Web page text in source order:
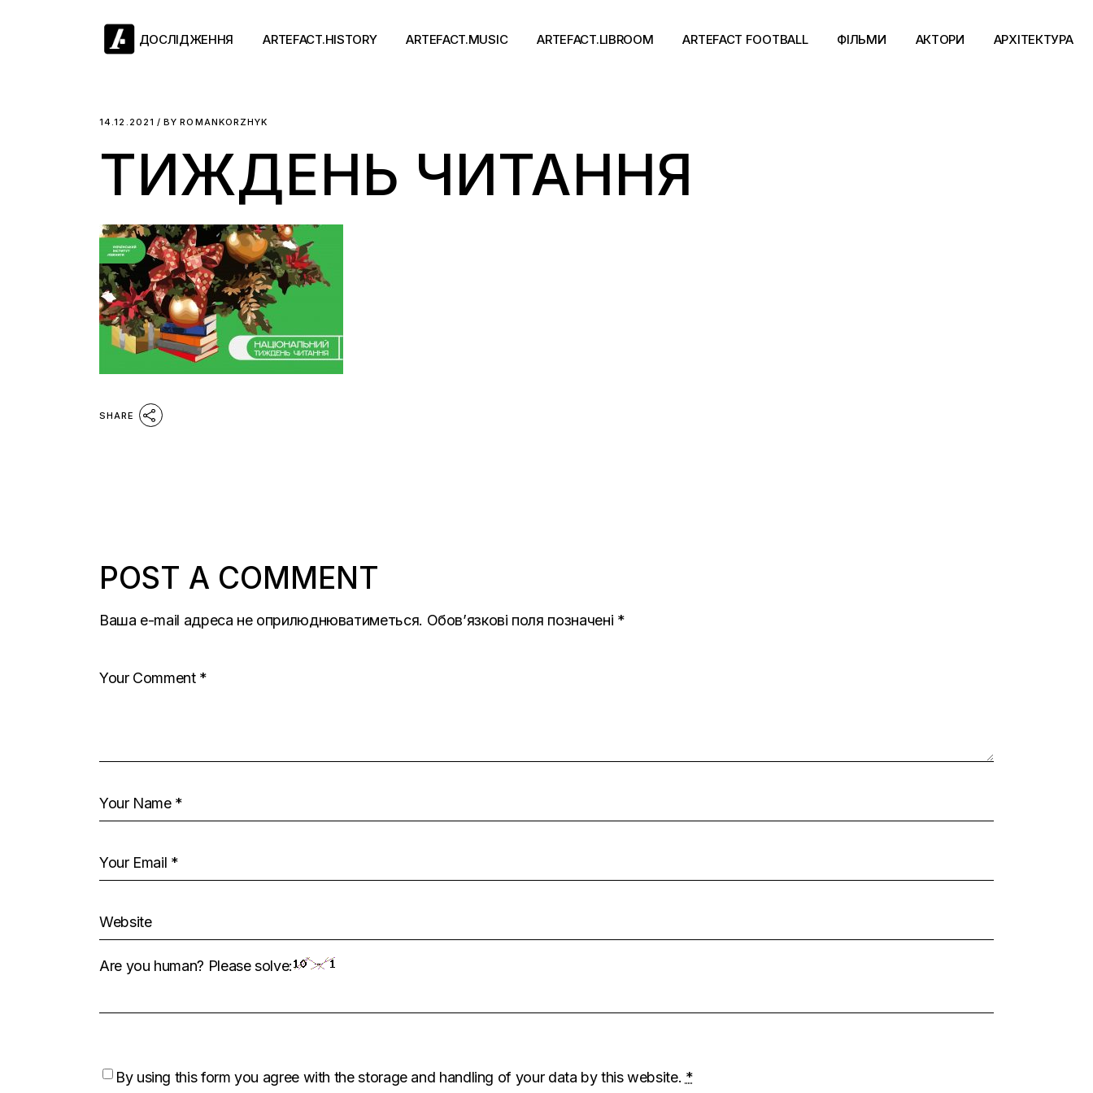
ДОСЛІДЖЕННЯ ARTEFACT.HISTORY
Античний двіж
Ранній модерн
Довге ХІХ століття
Новітні історії
ARTEFACT.MUSIC
Концерти
ARTEFACT.LIBROOM
Події
ARTEFACT FOOTBALL ФІЛЬМИ АКТОРИ АРХІТЕКТУРА
14.12.2021 BY ROMANKORZHYK
ТИЖДЕНЬ ЧИТАННЯ
SHARE
POST A COMMENT
Ваша e-mail адреса не оприлюднюватиметься. Обов’язкові поля позначені *
Are you human? Please solve:
By using this form you agree with the storage and handling of your data by this website. *